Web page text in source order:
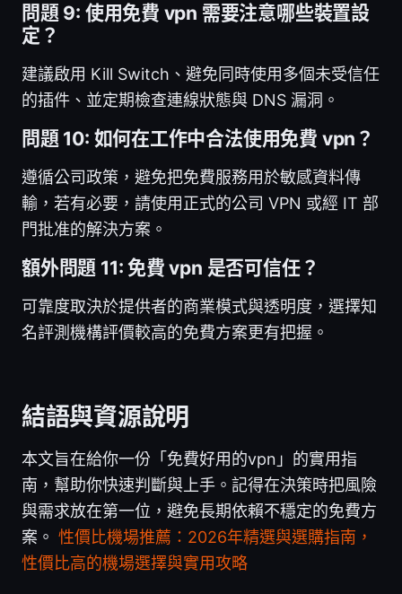
問題 9: 使用免費 vpn 需要注意哪些裝置設
定？
建議啟用 Kill Switch、避免同時使用多個未受信任
的插件、並定期檢查連線狀態與 DNS 漏洞。
問題 10: 如何在工作中合法使用免費 vpn？
遵循公司政策，避免把免費服務用於敏感資料傳
輸，若有必要，請使用正式的公司 VPN 或經 IT 部
門批准的解決方案。
額外問題 11: 免費 vpn 是否可信任？
可靠度取決於提供者的商業模式與透明度，選擇知
名評測機構評價較高的免費方案更有把握。
結語與資源說明
本文旨在給你一份「免費好用的vpn」的實用指
南，幫助你快速判斷與上手。記得在決策時把風險
與需求放在第一位，避免長期依賴不穩定的免費方
案。 性價比機場推薦：2026年精選與選購指南，
性價比高的機場選擇與實用攻略